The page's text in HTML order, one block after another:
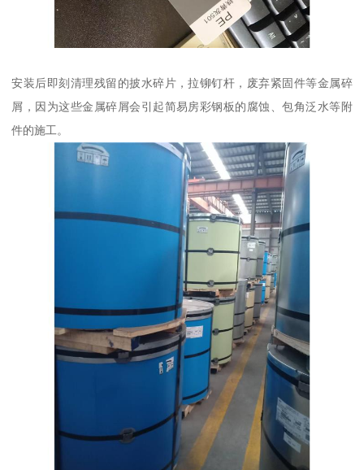
安装后即刻清理残留的披水碎片，拉铆钉杆，废弃紧固件等金属碎
屑，因为这些金属碎屑会引起简易房彩钢板的腐蚀、包角泛水等附
件的施工。